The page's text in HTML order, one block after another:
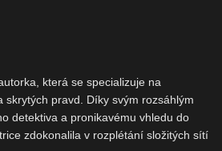
která se specializuje na
skrytých pravd. Díky svým rozsáhlým
detektiva a pronikavému vhledu do
zdokonalila v rozplétání složitých sítí